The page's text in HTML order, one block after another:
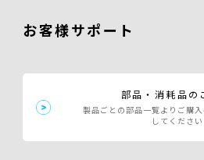
お客様サポート
部品・消耗品の
製品ごとの部品一覧よりご購
してください